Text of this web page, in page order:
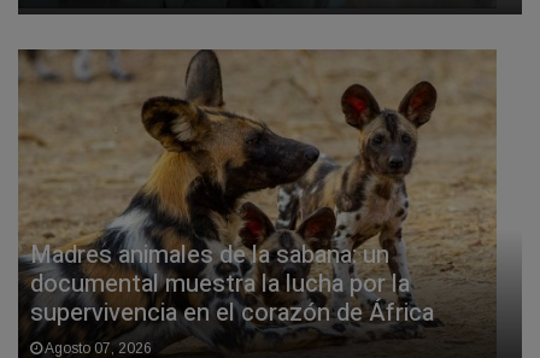
Madres animales de la sabana: un
documental muestra la lucha por la
supervivencia en el corazón de África
Agosto 07, 2026